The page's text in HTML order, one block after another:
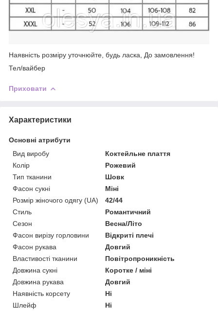
Наявність розміру уточнюйте, будь ласка, До замовлення!
Тел/вайбер
Приховати
Характеристики
Основні атрибути
Вид виробу
Коктейльне плаття
Колір
Рожевий
Тип тканини
Шовк
Фасон сукні
Міні
Розмір жіночого одягу (UA)
42/44
Стиль
Романтичний
Сезон
Весна/Літо
Фасон вирізу горловини
Відкриті плечі
Фасон рукава
Довгий
Властивості тканини
Повітропроникність
Довжина сукні
Коротке / міні
Довжина рукава
Довгий
Наявність корсету
Ні
Шлейф
Ні